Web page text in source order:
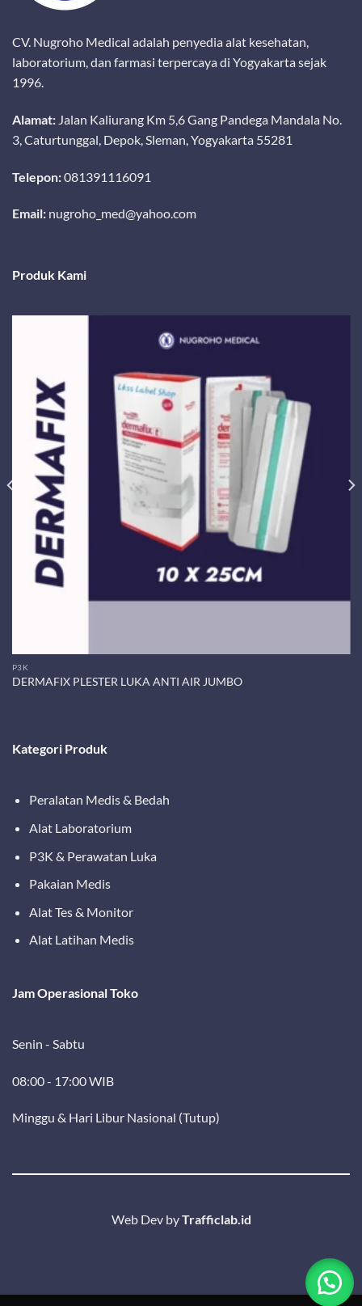
CV. Nugroho Medical adalah penyedia alat kesehatan,
laboratorium, dan farmasi terpercaya di Yogyakarta sejak
1996.
Alamat: Jalan Kaliurang Km 5,6 Gang Pandega Mandala No.
3, Caturtunggal, Depok, Sleman, Yogyakarta 55281
Telepon:081391116091
Email: nugroho_med@yahoo.com
Produk Kami
P3K
DERMAFIX PLESTER LUKA ANTI AIR JUMBO
Kategori Produk
Peralatan Medis & Bedah
Alat Laboratorium
P3K & Perawatan Luka
Pakaian Medis
Alat Tes & Monitor
Alat Latihan Medis
Jam Operasional Toko
Senin - Sabtu
08:00 - 17:00 WIB
Minggu & Hari Libur Nasional (Tutup)
Web Dev byTrafficlab.id